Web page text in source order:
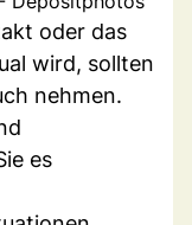
oder das
wird, sollten
nehmen.
es